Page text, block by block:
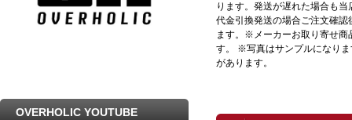
ります。発送が遅れた場合も
代金引換発送の場合ご注文確
ます。※メーカーお取り寄せ商
す。 ※写真はサンプルになり
があります。
OVERHOLIC YOUTUBE